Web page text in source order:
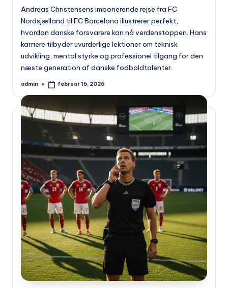
Andreas Christensens imponerende rejse fra FC
Nordsjælland til FC Barcelona illustrerer perfekt,
hvordan danske forsvarere kan nå verdenstoppen. Hans
karriere tilbyder uvurderlige lektioner om teknisk
udvikling, mental styrke og professionel tilgang for den
næste generation af danske fodboldtalenter.
Indsendt
admin februar 15, 2026